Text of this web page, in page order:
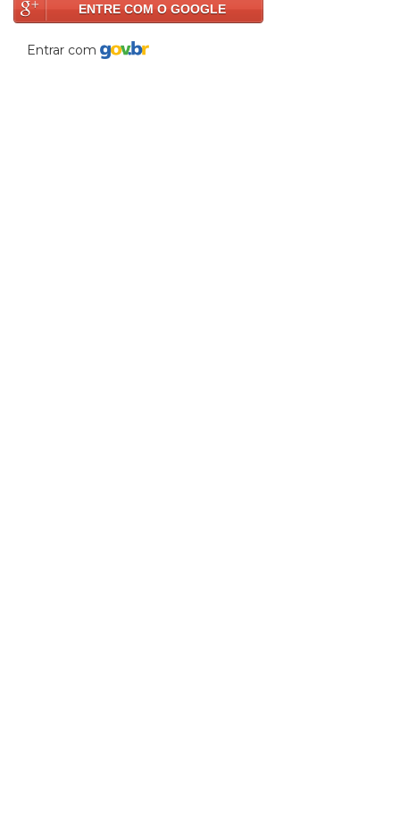
ENTRE COM O GOOGLE
Entrar com